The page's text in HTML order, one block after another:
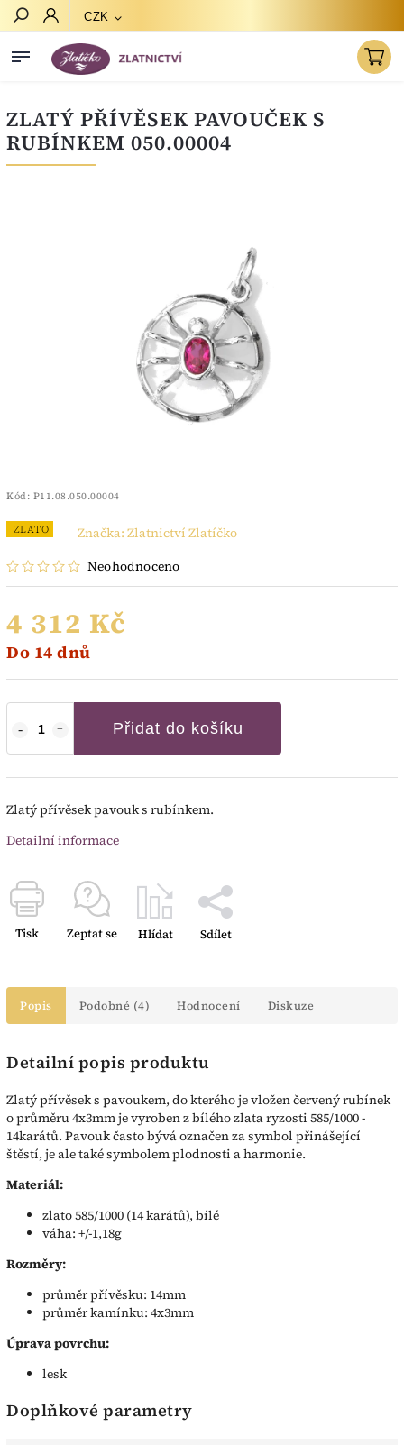
CZK
ZLATÝ PŘÍVĚSEK PAVOUČEK S
RUBÍNKEM 050.00004
Kód: P11.08.050.00004
ZLATO
Neohodnoceno
Značka: Zlatnictví Zlatíčko
4 312 Kč
Do 14 dnů
Přidat do košíku
Zlatý přívěsek pavouk s rubínkem.
Detailní informace
Tisk Zeptat se Hlídat Sdílet
Popis Podobné (4) Hodnocení Diskuze
Detailní popis produktu
Zlatý přívěsek s pavoukem, do kterého je vložen červený rubínek
o průměru 4x3mm je vyroben z bílého zlata ryzosti 585/1000 -
14karátů. Pavouk často bývá označen za symbol přinášející
štěstí, je ale také symbolem plodnosti a harmonie.
Materiál:
zlato 585/1000 (14 karátů), bílé
váha: +/-1,18g
Rozměry:
průměr přívěsku: 14mm
průměr kamínku: 4x3mm
Úprava povrchu:
lesk
Doplňkové parametry